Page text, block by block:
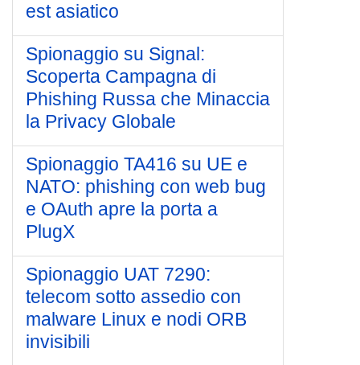
est asiatico
Spionaggio su Signal:
Scoperta Campagna di
Phishing Russa che Minaccia
la Privacy Globale
Spionaggio TA416 su UE e
NATO: phishing con web bug
e OAuth apre la porta a
PlugX
Spionaggio UAT 7290:
telecom sotto assedio con
malware Linux e nodi ORB
invisibili